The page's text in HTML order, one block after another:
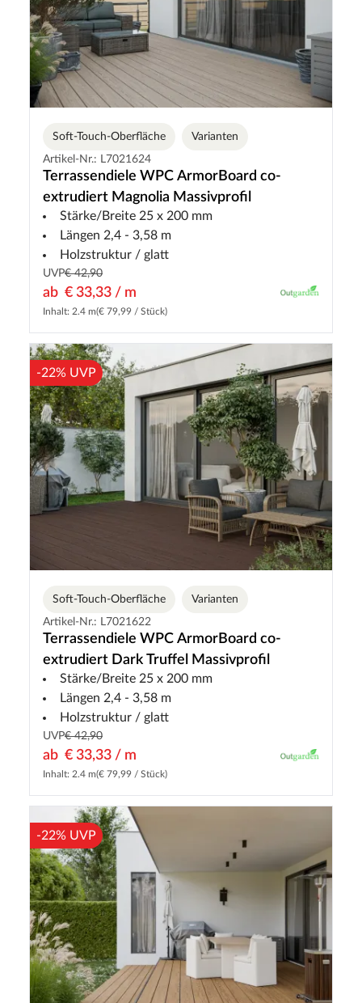
Soft-Touch-Oberfläche
Varianten
Artikel-Nr.: L7021624
Terrassendiele WPC ArmorBoard co-
extrudiert Magnolia Massivprofil
Stärke/Breite 25 x 200 mm
Längen 2,4 - 3,58 m
Holzstruktur / glatt
UVP€ 42,90
ab € 33,33 / m
Inhalt: 2.4 m(€ 79,99 / Stück)
-22% UVP
Soft-Touch-Oberfläche
Varianten
Artikel-Nr.: L7021622
Terrassendiele WPC ArmorBoard co-
extrudiert Dark Truffel Massivprofil
Stärke/Breite 25 x 200 mm
Längen 2,4 - 3,58 m
Holzstruktur / glatt
UVP€ 42,90
ab € 33,33 / m
Inhalt: 2.4 m(€ 79,99 / Stück)
-22% UVP